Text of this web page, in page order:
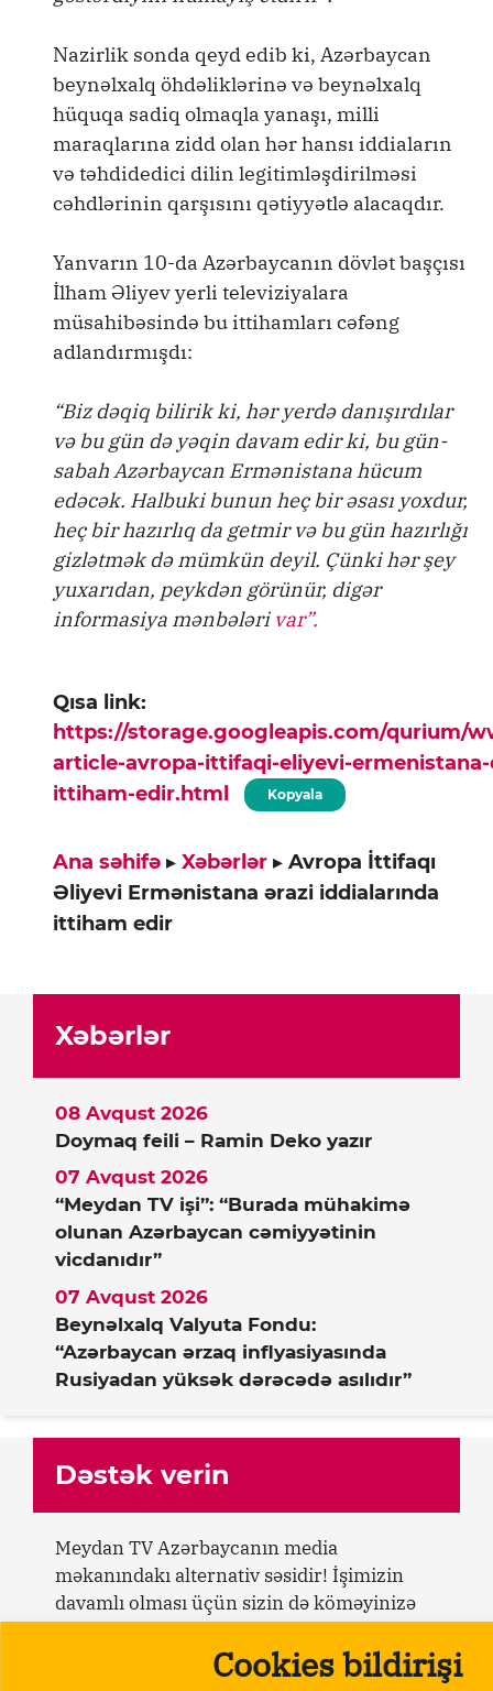
Cookies bildirişi
Nazirlik sonda qeyd edib ki, Azərbaycan
beynəlxalq öhdəliklərinə və beynəlxalq
hüquqa sadiq olmaqla yanaşı, milli
maraqlarına zidd olan hər hansı iddiaların
və təhdidedici dilin legitimləşdirilməsi
cəhdlərinin qarşısını qətiyyətlə alacaqdır.
Yanvarın 10-da Azərbaycanın dövlət başçısı
İlham Əliyev yerli televiziyalara
müsahibəsində bu ittihamları cəfəng
adlandırmışdı:
“Biz dəqiq bilirik ki, hər yerdə danışırdılar
və bu gün də yəqin davam edir ki, bu gün-
sabah Azərbaycan Ermənistana hücum
edəcək. Halbuki bunun heç bir əsası yoxdur,
heç bir hazırlıq da getmir və bu gün hazırlığı
gizlətmək də mümkün deyil. Çünki hər şey
yuxarıdan, peykdən görünür, digər
informasiya mənbələri var”.
Qısa link:
https://storage.googleapis.com/qurium/
article-avropa-ittifaqi-eliyevi-
ittiham-edir.html
Kopyala
Ana səhifə ▸ Xəbərlər ▸ Avropa İttifaqı
Əliyevi Ermənistana ərazi iddialarında
ittiham edir
Xəbərlər
Doymaq feili – Ramin Deko yazır
08 Avqust 2026
“Meydan TV işi”: “Burada mühakimə
olunan Azərbaycan cəmiyyətinin
vicdanıdır”
07 Avqust 2026
Beynəlxalq Valyuta Fondu:
“Azərbaycan ərzaq inflyasiyasında
Rusiyadan yüksək dərəcədə asılıdır”
07 Avqust 2026
Dəstək verin
Meydan TV Azərbaycanın media
məkanındakı alternativ səsidir! İşimizin
davamlı olması üçün sizin də köməyinizə
birdəfəlik yardımlarla dəstək olun.